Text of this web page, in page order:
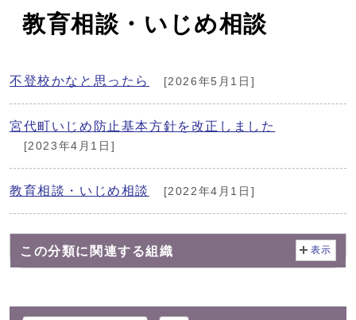
教育相談・いじめ相談
不登校かなと思ったら [2026年5月1日]
宮代町いじめ防止基本方針を改正しました
[2023年4月1日]
教育相談・いじめ相談 [2022年4月1日]
この分類に関連する組織 表示